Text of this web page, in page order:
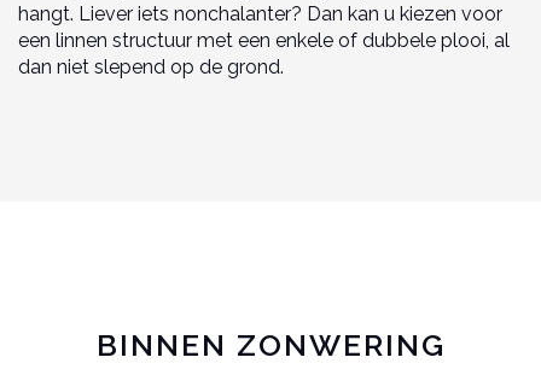
hangt. Liever iets nonchalanter? Dan kan u kiezen voor
een linnen structuur met een enkele of dubbele plooi, al
dan niet slepend op de grond.
BINNEN ZONWERING